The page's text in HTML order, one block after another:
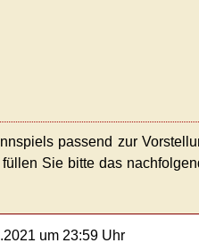
passend zur
Sie bitte das